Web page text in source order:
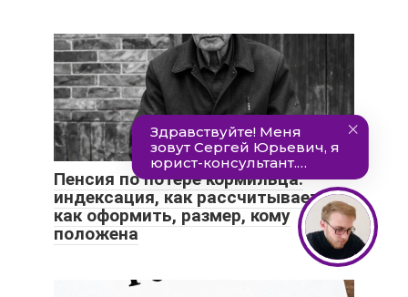
Пенсия по потере кормильца:
индексация, как рассчитывается,
как оформить, размер, кому
положена